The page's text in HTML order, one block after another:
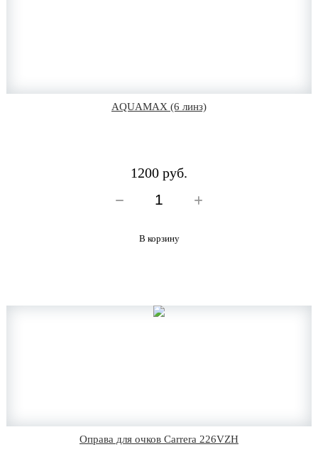
AQUAMAX (6 линз)
1200 руб.
В корзину
Оправа для очков Carrera 226VZH